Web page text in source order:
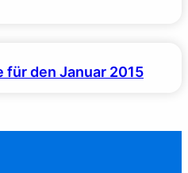
für den Januar 2015